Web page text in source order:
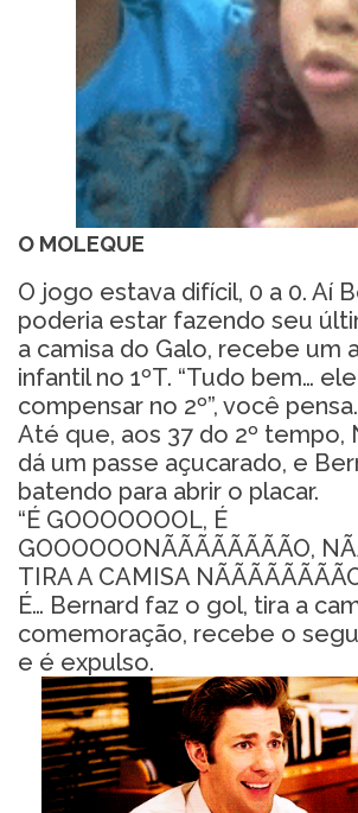
O MOLEQUE
O jogo estava difícil, 0 a 0. Aí
poderia estar fazendo seu
a camisa do Galo, recebe um
infantil no 1ºT. “Tudo bem…
compensar no 2º”, você pensa.
Até que, aos 37 do 2º
dá um passe açucarado, e
batendo para abrir o placar.
“É GOOOOOOOL, É
GOOOOOONÃÃÃÃÃÃÃÃO,
TIRA A CAMISA
É… Bernard faz o gol, tira a
comemoração, recebe o
e é expulso.